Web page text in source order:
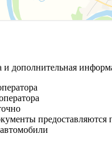
дополнительная
предоставляются